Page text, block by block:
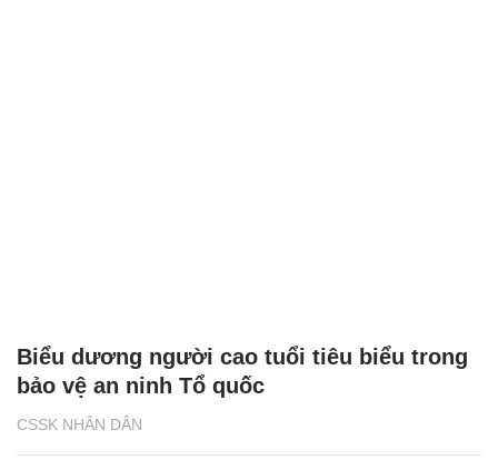
CSSK NHÂN DÂN
Biểu dương người cao tuổi tiêu biểu trong
bảo vệ an ninh Tổ quốc